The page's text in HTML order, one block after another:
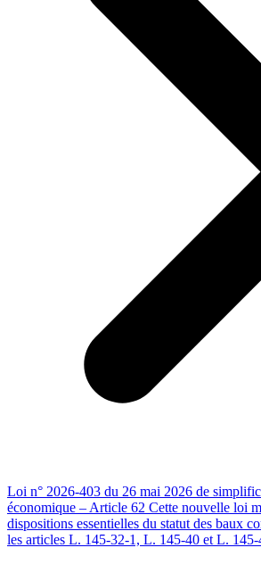
Loi n° 2026-403 du 26 mai 2026 de
économique – Article 62 Cette nouvelle loi
dispositions essentielles du statut des baux
les articles L. 145-32-1, L. 145-40 et L.